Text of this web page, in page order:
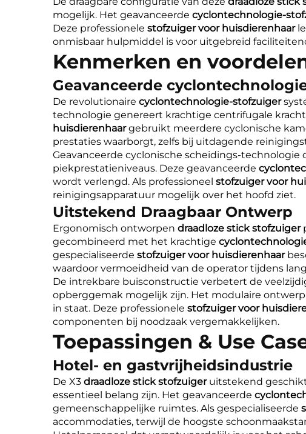
mogelijk. Het geavanceerde cyclontechnologie-
Deze professionele stofzuiger voor huisdierenhaar
onmisbaar hulpmiddel is voor uitgebreid
Kenmerken en
Geavanceerde
De revolutionaire cyclontechnologie-stofzuiger
technologie genereert krachtige centrifugale
huisdierenhaargebruikt meerdere cyclonische
prestaties waarborgt, zelfs bij uitdagende
Geavanceerde cyclonische scheidings-technologie
piekprestatieniveaus. Deze geavanceerde
wordt verlengd. Als professioneel stofzuiger voor
reinigingsapparatuur mogelijk over het hoofd ziet.
Uitstekend Draagbaar Ontwerp
Ergonomisch ontworpen draadloze stick stofzuiger
gecombineerd met het krachtige
gespecialiseerde stofzuiger voor huisdierenhaar
waardoor vermoeidheid van de operator tijdens
De intrekbare buisconstructie verbetert de
opberggemak mogelijk zijn. Het modulaire ontwerp
in staat. Deze professionele stofzuiger voor
componenten bij noodzaak vergemakkelijken.
Toepassingen & Use
Hotel- en gastvrijheidsindustrie
De X3 draadloze stick stofzuiger uitstekend
essentieel belang zijn. Het geavanceerde
gemeenschappelijke ruimtes. Als gespecialiseerde
accommodaties, terwijl de hoogste